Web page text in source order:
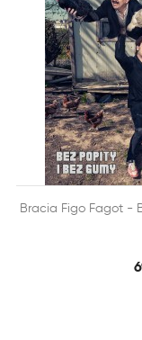
DODAJ DO
Bracia Figo Fagot -